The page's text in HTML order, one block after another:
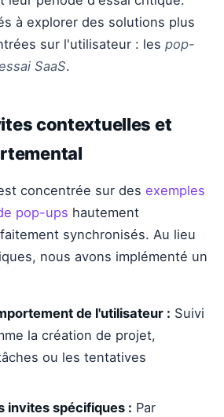
à explorer des solutions plus
sur l'utilisateur : les pop-
SaaS.
contextuelles et
concentrée sur des exemples
pop-ups hautement
synchronisés. Au lieu
nous avons implémenté un
de l'utilisateur : Suivi
la création de projet,
ou les tentatives
invites spécifiques : Par